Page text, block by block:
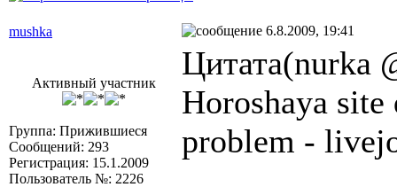
mushka 6.8.2009, 19:41
Активный участник
Группа: Прижившиеся
Сообщений: 293
Регистрация: 15.1.2009
Пользователь №: 2226
Цитата(nurka
Horoshaya
problem -